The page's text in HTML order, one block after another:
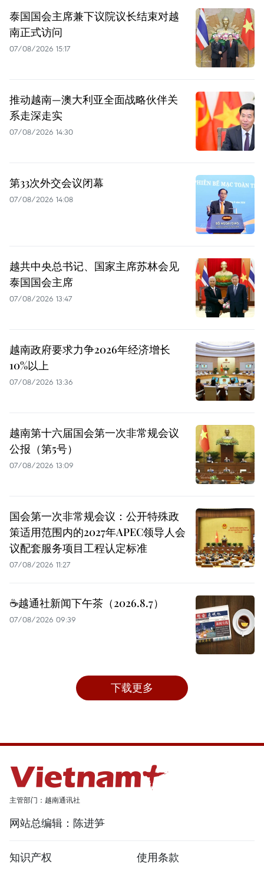
泰国国会主席兼下议院议长结束对越
南正式访问
07/08/2026 15:17
推动越南—澳大利亚全面战略伙伴关
系走深走实
07/08/2026 14:30
第33次外交会议闭幕
07/08/2026 14:08
越共中央总书记、国家主席苏林会见
泰国国会主席
07/08/2026 13:47
越南政府要求力争2026年经济增长
10%以上
07/08/2026 13:36
越南第十六届国会第一次非常规会议
公报（第5号）
07/08/2026 13:09
国会第一次非常规会议：公开特殊政
策适用范围内的2027年APEC领导人会
议配套服务项目工程认定标准
07/08/2026 11:27
☕️越通社新闻下午茶（2026.8.7）
07/08/2026 09:39
下载更多
主管部门：越南通讯社
网站总编辑：陈进笋
知识产权 使用条款